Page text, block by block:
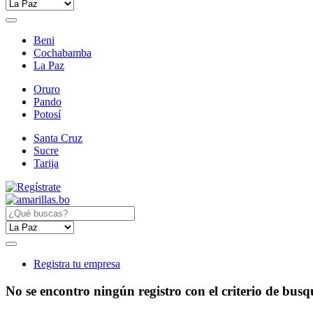
Beni
Cochabamba
La Paz
Oruro
Pando
Potosí
Santa Cruz
Sucre
Tarija
Registra tu empresa
No se encontro ningún registro con el criterio de